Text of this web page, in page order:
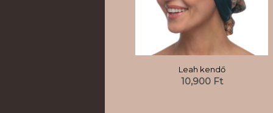
Leah kendő
10,900 Ft